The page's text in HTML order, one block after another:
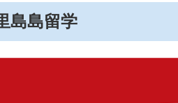
島島留学